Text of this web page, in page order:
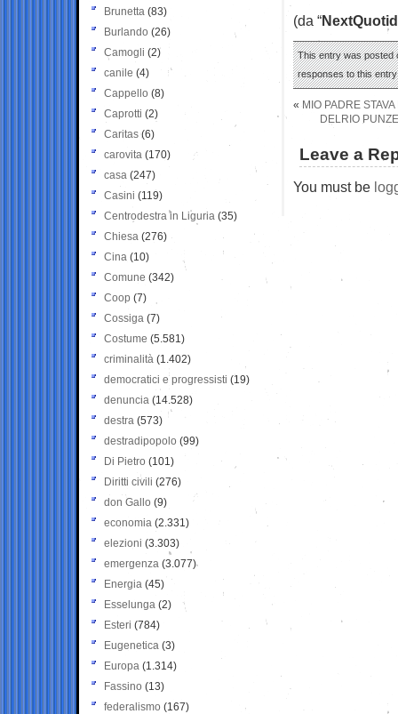
(da “
This entry was posted
responses to this
« MIO PADRE
DELRIO
Leave a
You must be
Brunetta (83)
Burlando (26)
Camogli (2)
canile (4)
Cappello (8)
Caprotti (2)
Caritas (6)
carovita (170)
casa (247)
Casini (119)
Centrodestra in Liguria (35)
Chiesa (276)
Cina (10)
Comune (342)
Coop (7)
Cossiga (7)
Costume (5.581)
criminalità (1.402)
democratici e progressisti (19)
denuncia (14.528)
destra (573)
destradipopolo (99)
Di Pietro (101)
Diritti civili (276)
don Gallo (9)
economia (2.331)
elezioni (3.303)
emergenza (3.077)
Energia (45)
Esselunga (2)
Esteri (784)
Eugenetica (3)
Europa (1.314)
Fassino (13)
federalismo (167)